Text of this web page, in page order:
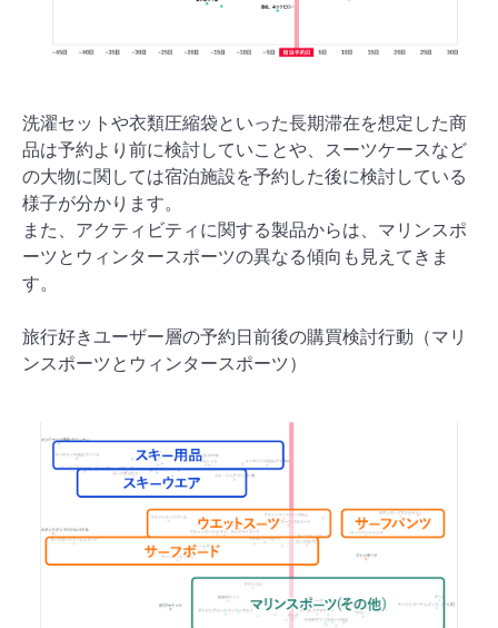
洗濯セットや衣類圧縮袋といった長期滞在を想定した商
品は予約より前に検討していことや、スーツケースなど
の大物に関しては宿泊施設を予約した後に検討している
様子が分かります。
また、アクティビティに関する製品からは、マリンスポ
ーツとウィンタースポーツの異なる傾向も見えてきま
す。
旅行好きユーザー層の予約日前後の購買検討行動（マリ
ンスポーツとウィンタースポーツ）